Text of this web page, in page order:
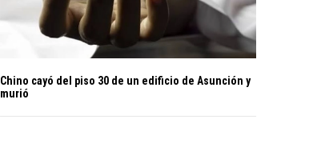
Chino cayó del piso 30 de un edificio de Asunción y
murió